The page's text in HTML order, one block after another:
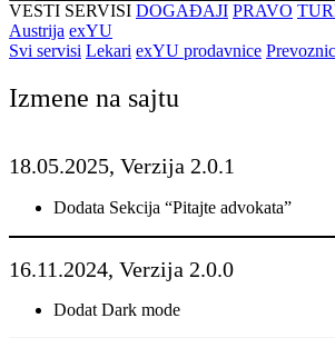
VESTI SERVISI DOGAĐAJI PRAVO
Austrija exYU
Svi servisi Lekari exYU prodavnice
Izmene na sajtu
18.05.2025, Verzija 2.0.1
Dodata Sekcija “Pitajte advokata”
16.11.2024, Verzija 2.0.0
Dodat Dark mode